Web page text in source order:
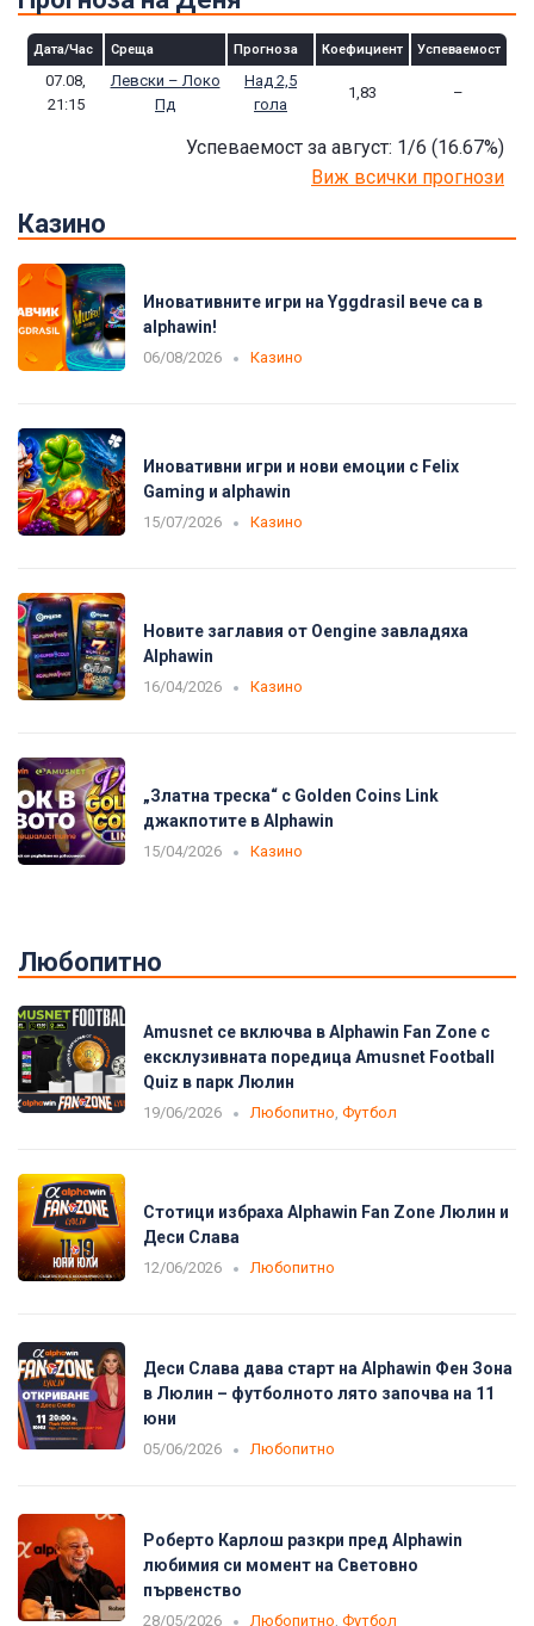
Дата/Час Среща Прогноза Коефициент Успеваемост
07.08,
21:15
Левски – Локо
Пд
Над 2,5
гола
1,83 –
Успеваемост за август: 1/6 (16.67%)
Виж всички прогнози
Казино
Иновативните игри на Yggdrasil вече са в
alphawin!
06/08/2026 Казино
Иновативни игри и нови емоции с Felix
Gaming и alphawin
15/07/2026 Казино
Новите заглавия от Oengine завладяха
Alphawin
16/04/2026 Казино
„Златна треска“ с Golden Coins Link
джакпотите в Alphawin
15/04/2026 Казино
Любопитно
Amusnet се включва в Alphawin Fan Zone с
ексклузивната поредица Amusnet Football
Quiz в парк Люлин
19/06/2026 Любопитно Футбол
Стотици избраха Alphawin Fan Zone Люлин и
Деси Слава
12/06/2026 Любопитно
Деси Слава дава старт на Alphawin Фен Зона
в Люлин – футболното лято започва на 11
юни
05/06/2026 Любопитно
Роберто Карлош разкри пред Alphawin
любимия си момент на Световно
първенство
28/05/2026 Любопитно Футбол